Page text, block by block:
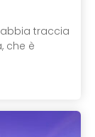
abbia traccia
che è